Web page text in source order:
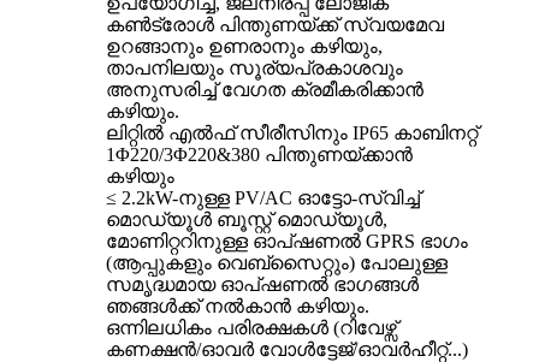
കൺട്രോൾ പിന്തുണയ്‌ക്ക് സ്വയമേവ
ഉറങ്ങാനും ഉണരാനും കഴിയും,
താപനിലയും സൂര്യപ്രകാശവും
അനുസരിച്ച് വേഗത ക്രമീകരിക്കാൻ
കഴിയും.
ലിറ്റിൽ എൽഫ് സീരീസിനും IP65 കാബിനറ്റ്
1Φ220/3Φ220&380 പിന്തുണയ്ക്കാൻ
കഴിയും
≤ 2.2kW-നുള്ള PV/AC ഓട്ടോ-സ്വിച്ച്
മൊഡ്യൂൾ ബൂസ്റ്റ് മൊഡ്യൂൾ,
മോണിറ്ററിനുള്ള ഓപ്‌ഷണൽ GPRS ഭാഗം
(ആപ്പുകളും വെബ്‌സൈറ്റും) പോലുള്ള
സമൃദ്ധമായ ഓപ്‌ഷണൽ ഭാഗങ്ങൾ
ഞങ്ങൾക്ക് നൽകാൻ കഴിയും.
ഒന്നിലധികം പരിരക്ഷകൾ (റിവേഴ്സ്
കണക്ഷൻ/ഓവർ വോൾട്ടേജ്/ഓവർഹീറ്റ്...)